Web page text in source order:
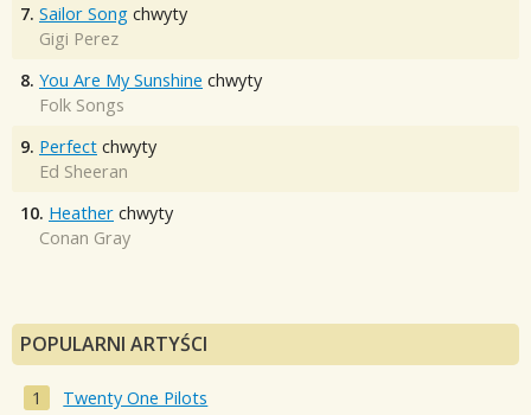
7. Sailor Song chwyty
Gigi Perez
8. You Are My Sunshine chwyty
Folk Songs
9. Perfect chwyty
Ed Sheeran
10. Heather chwyty
Conan Gray
POPULARNI ARTYŚCI
Twenty One Pilots